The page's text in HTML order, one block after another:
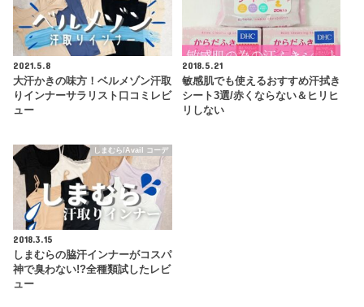
2021.5.8
大汗かきの味方！ベルメゾン汗取
りインナーサラリスト口コミレビ
ュー
2018.5.21
敏感肌でも使えるおすすめ汗拭き
シート3選/赤くならない＆ヒリヒ
リしない
しまむら/Avail コーデ
2018.3.15
しまむらの脇汗インナーがコスパ
神で臭わない!?全種類試したレビ
ュー